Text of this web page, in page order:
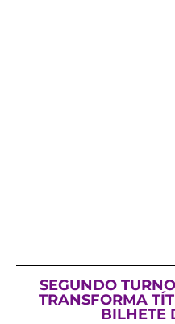
SEGUNDO
TRANSFORMA
BILHETE